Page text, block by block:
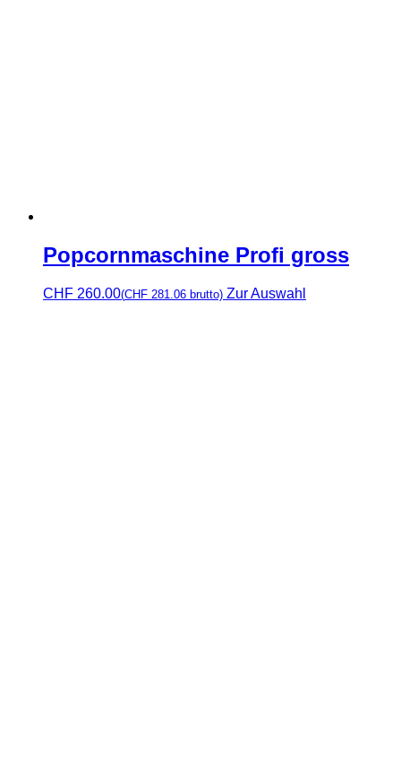
Popcornmaschine Profi gross
CHF 260.00(CHF 281.06 brutto) Zur Auswahl